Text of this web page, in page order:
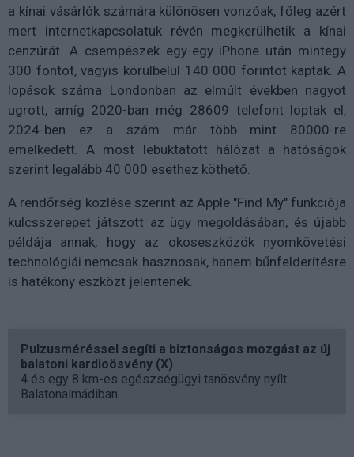
a kínai vásárlók számára különösen vonzóak, főleg azért
mert internetkapcsolatuk révén megkerülhetik a kínai
cenzúrát. A csempészek egy-egy iPhone után mintegy
300 fontot, vagyis körülbelül 140 000 forintot kaptak. A
lopások száma Londonban az elmúlt években nagyot
ugrott, amíg 2020-ban még 28609 telefont loptak el,
2024-ben ez a szám már több mint 80000-re
emelkedett. A most lebuktatott hálózat a hatóságok
szerint legalább 40 000 esethez köthető.
A rendőrség közlése szerint az Apple "Find My" funkciója
kulcsszerepet játszott az ügy megoldásában, és újabb
példája annak, hogy az okoseszközök nyomkövetési
technológiái nemcsak hasznosak, hanem bűnfelderítésre
is hatékony eszközt jelentenek.
Pulzusméréssel segíti a biztonságos mozgást az új
balatoni kardioösvény (X)
4 és egy 8 km-es egészségügyi tanösvény nyílt
Balatonalmádiban.